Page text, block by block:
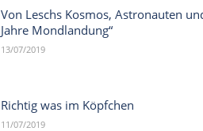
Von Leschs Kosmos, Astronauten
Jahre Mondlandung“
13/07/2019
Richtig was im Köpfchen
11/07/2019